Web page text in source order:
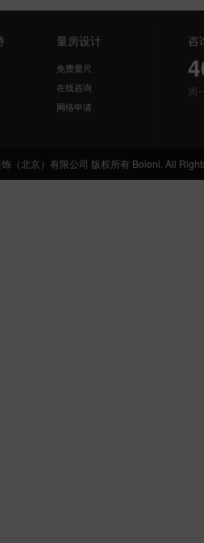
量房设计
免费量尺
在线咨询
网络申请
咨
周
（北京）有限公司 版权所有 Boloni. All